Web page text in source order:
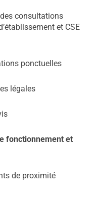
consultations
et CSE
ponctuelles
légales
fonctionnement et
de proximité